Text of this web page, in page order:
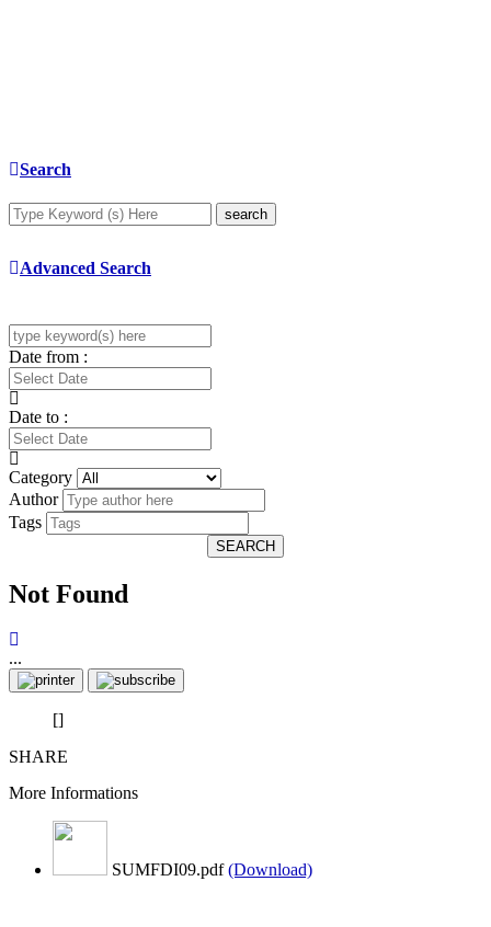
Search
search
Advanced Search
Date from :
Date to :
Category
Author
Tags
SEARCH
Not Found
...
[]
SHARE
More Informations
SUMFDI09.pdf (Download)